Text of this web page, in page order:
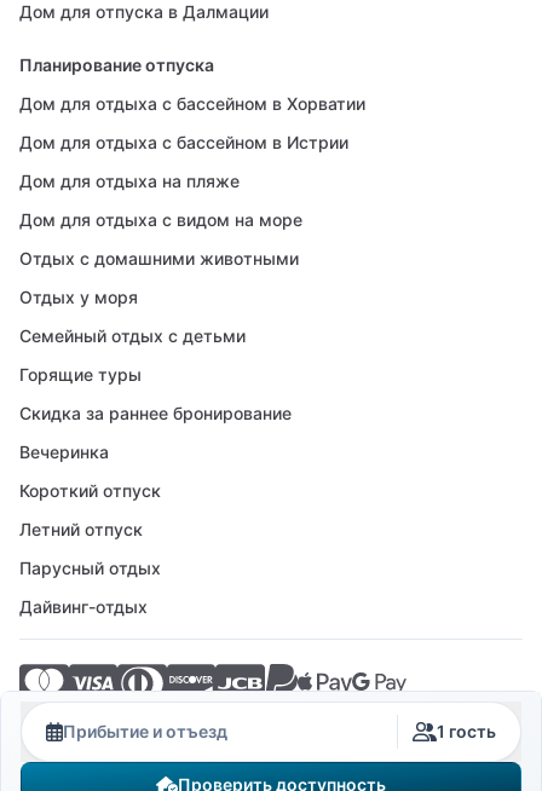
Прибытие и отъезд 1 гость
Проверить доступность
Дом для отпуска в Далмации
Планирование отпуска
Дом для отдыха с бассейном в Хорватии
Дом для отдыха с бассейном в Истрии
Дом для отдыха на пляже
Дом для отдыха с видом на море
Отдых с домашними животными
Отдых у моря
Семейный отдых с детьми
Горящие туры
Скидка за раннее бронирование
Вечеринка
Короткий отпуск
Летний отпуск
Парусный отдых
Дайвинг-отдых
© 2026 Crovillas GmbH